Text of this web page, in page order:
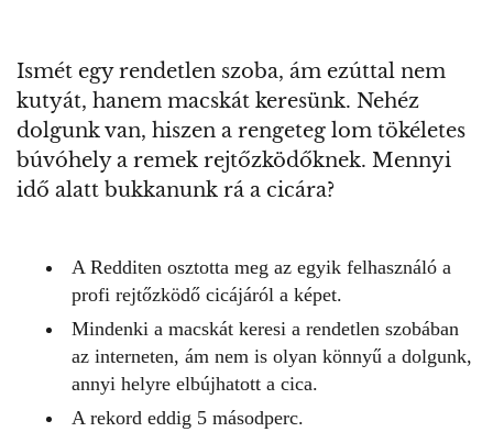
Ismét egy rendetlen szoba, ám ezúttal nem
kutyát, hanem macskát keresünk. Nehéz
dolgunk van, hiszen a rengeteg lom tökéletes
búvóhely a remek rejtőzködőknek. Mennyi
idő alatt bukkanunk rá a cicára?
A Redditen osztotta meg az egyik felhasználó a
profi rejtőzködő cicájáról a képet.
Mindenki a macskát keresi a rendetlen szobában
az interneten, ám nem is olyan könnyű a dolgunk,
annyi helyre elbújhatott a cica.
A rekord eddig 5 másodperc.